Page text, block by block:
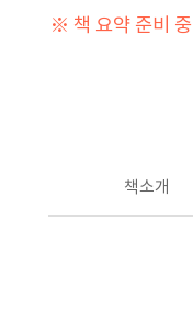
※ 책 요약 준비 중
책소개